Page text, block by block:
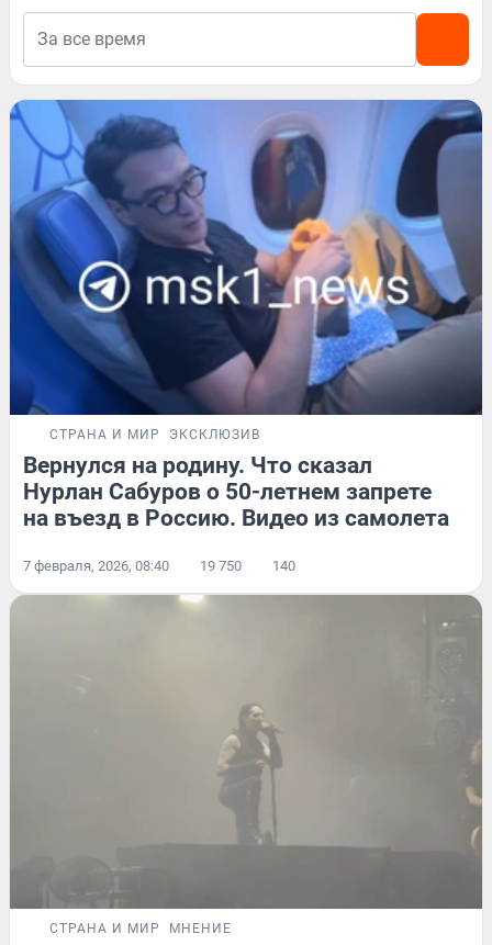
СТРАНА И МИР ЭКСКЛЮЗИВ
Вернулся на родину. Что сказал
Нурлан Сабуров о 50-летнем запрете
на въезд в Россию. Видео из самолета
7 февраля, 2026, 08:40 19 750 140
СТРАНА И МИР МНЕНИЕ